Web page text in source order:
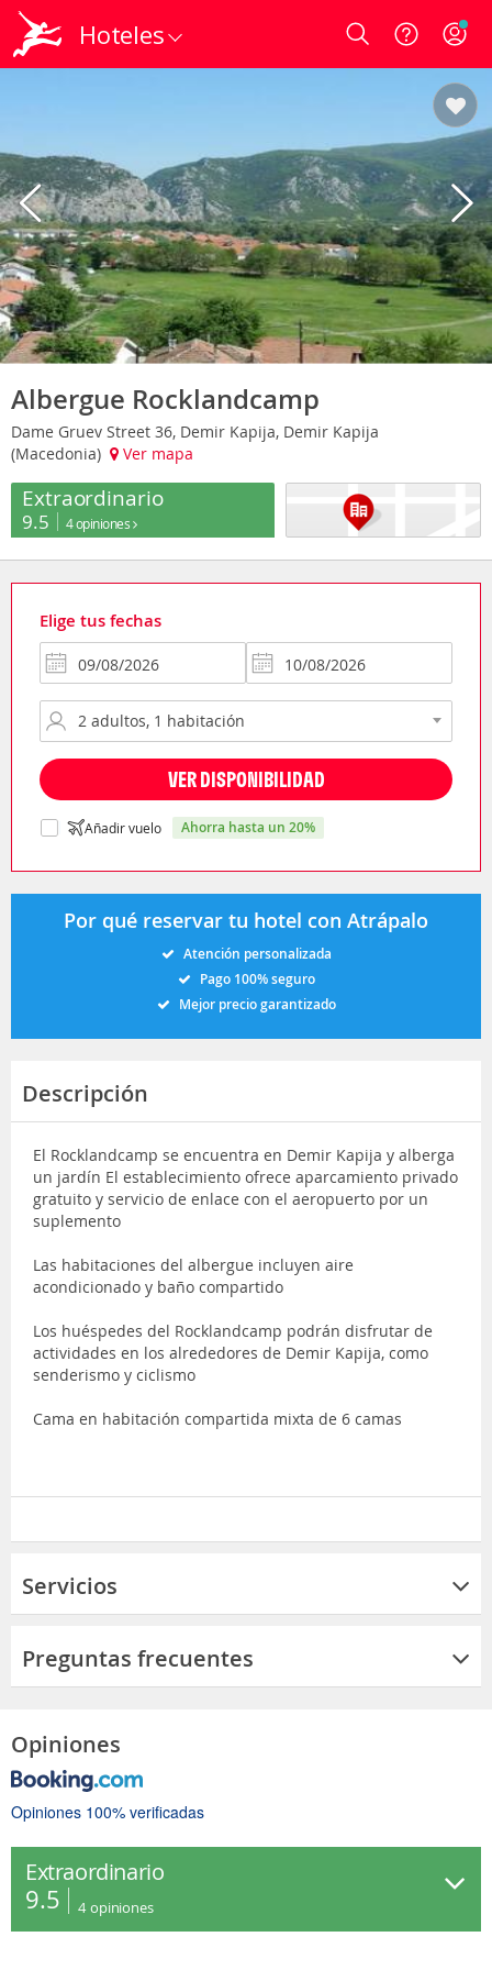
Hoteles Login
Albergue Rocklandcamp
Dame Gruev Street 36, Demir Kapija, Demir Kapija
(Macedonia)
Ver mapa
Extraordinario
9.5 4 opiniones
Elige tus fechas
VER DISPONIBILIDAD
Añadir vuelo ahorra hasta un 20%
Por qué reservar tu hotel con Atrápalo
Atención personalizada
Pago 100% seguro
Mejor precio garantizado
Descripción
El Rocklandcamp se encuentra en Demir Kapija y alberga
un jardín El establecimiento ofrece aparcamiento privado
gratuito y servicio de enlace con el aeropuerto por un
suplemento
Las habitaciones del albergue incluyen aire
acondicionado y baño compartido
Los huéspedes del Rocklandcamp podrán disfrutar de
actividades en los alrededores de Demir Kapija, como
senderismo y ciclismo
Cama en habitación compartida mixta de 6 camas
Servicios
Preguntas frecuentes
Opiniones
Opiniones 100% verificadas
Extraordinario
9.5 4 opiniones